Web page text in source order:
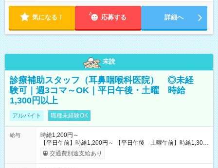
気になる！ 応募する 詳細へ
未読
診療補助スタッフ（耳鼻咽喉科医院） ◎未経
験可｜週3コマ～OK｜平日午後・土曜 時給
1,300円以上
アルバイト 職種未経験OK
給与
時給1,200円～
【平日午前】時給1,200円～ 【平日午後 土曜午前】時給1,300
円～ ※2ヶ月間の試用期間があり、期間中の給与は終日時給
1,200円となります。また、習熟度や勤務時間数に応じて試用期
交通費別途支給あり